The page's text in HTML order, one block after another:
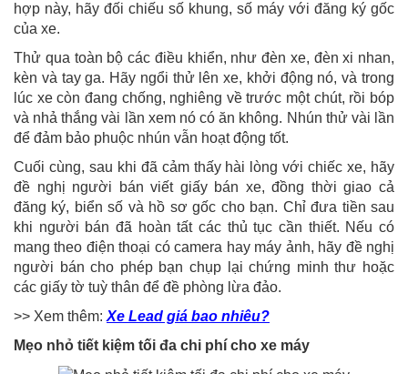
hợp này, hãy đối chiếu số khung, số máy với đăng ký gốc
của xe.
Thử qua toàn bộ các điều khiển, như đèn xe, đèn xi nhan,
kèn và tay ga. Hãy ngổi thử lên xe, khởi động nó, và trong
lúc xe còn đang chống, nghiêng về trước một chút, rồi bóp
và nhả thắng vài lần xem nó có ăn không. Nhún thử vài lần
để đảm bảo phuộc nhún vẫn hoạt động tốt.
Cuối cùng, sau khi đã cảm thấy hài lòng với chiếc xe, hãy
đề nghị người bán viết giấy bán xe, đồng thời giao cả
đăng ký, biển số và hồ sơ gốc cho bạn. Chỉ đưa tiền sau
khi người bán đã hoàn tất các thủ tục cần thiết. Nếu có
mang theo điện thoại có camera hay máy ảnh, hãy đề nghị
người bán cho phép bạn chụp lại chứng minh thư hoặc
các giấy tờ tuỳ thân để đề phòng lừa đảo.
>> Xem thêm: Xe Lead giá bao nhiêu?
Mẹo nhỏ tiết kiệm tối đa chi phí cho xe máy